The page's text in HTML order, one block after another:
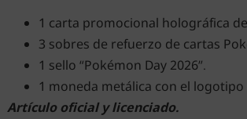
1 carta promocional holográfica de
3 sobres de refuerzo de cartas
1 sello “Pokémon Day 2026”.
1 moneda metálica con el logotipo
Artículo oficial y licenciado.